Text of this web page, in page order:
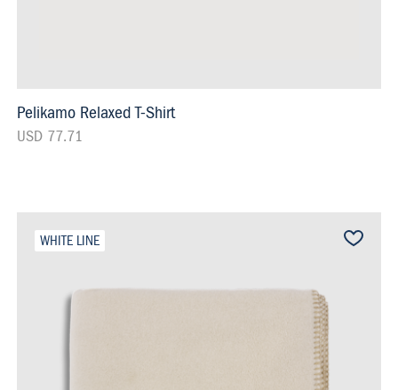
Pelikamo Relaxed T-Shirt
USD 77.71
WHITE LINE